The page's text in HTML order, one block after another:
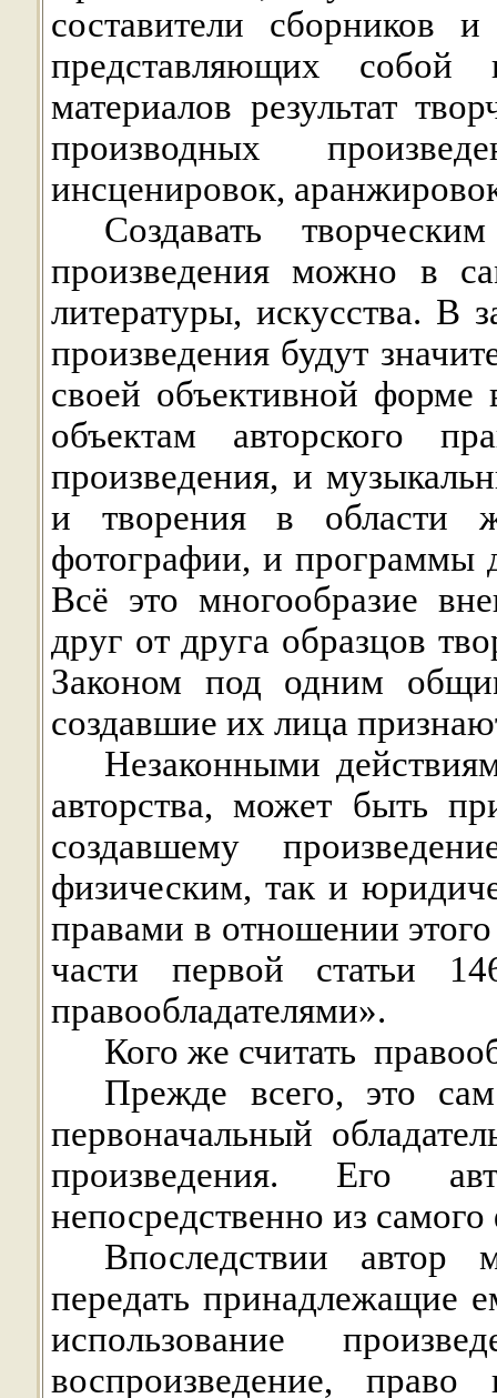
составители сборников
представляющих
материалов результат
производных
инсценировок,
Создавать
произведения можно в
литературы, искусства. В
произведения будут
своей объективной
объектам авторского
произведения, и
и творения в области
фотографии, и программы
Всё это многообразие
друг от друга образцов
Законом под одним
создавшие их лица
Незаконными
авторства, может быть
создавшему
физическим, так и
правами в отношении
части первой статьи
правообладателями».
Кого же считать
Прежде всего, это
первоначальный
произведения. Его
непосредственно из
Впоследствии автор
передать принадлежащие
использование
воспроизведение,